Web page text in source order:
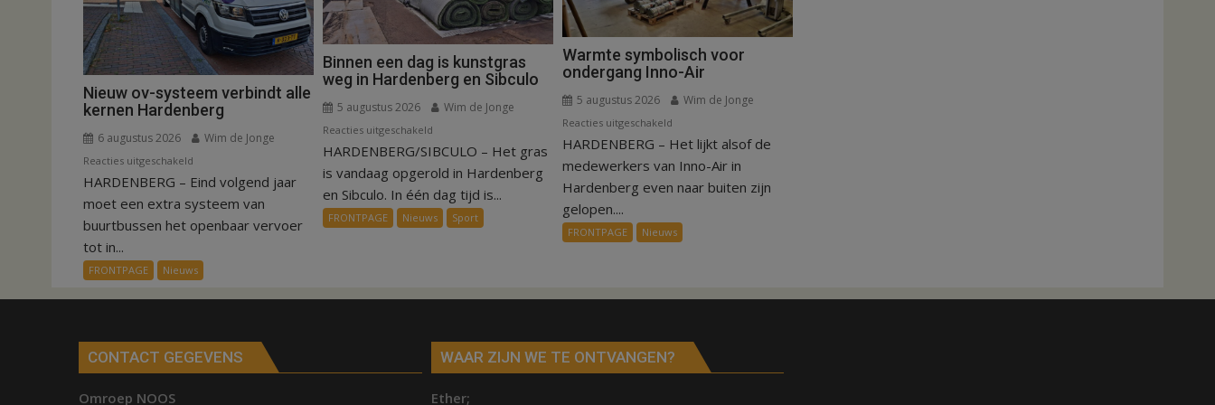
Nieuw ov-systeem verbindt alle
kernen Hardenberg
6 augustus 2026 Wim de Jonge
Reacties uitgeschakeld
Nieuw
ov-
systeem
alle
kernen
Hardenberg
HARDENBERG – Eind volgend jaar
moet een extra systeem van
buurtbussen het openbaar vervoer
tot in...
FRONTPAGE Nieuws
Binnen een dag is kunstgras
weg in Hardenberg en Sibculo
5 augustus 2026 Wim de Jonge
Reacties uitgeschakeld
Binnen
een
dag
is
kunstgras
HARDENBERG/SIBCULO – Het gras
is vandaag opgerold in Hardenberg
en Sibculo. In één dag tijd is...
FRONTPAGE Nieuws Sport
Warmte symbolisch voor
ondergang Inno-Air
5 augustus 2026 Wim de Jonge
Reacties uitgeschakeld
Warmte
symbolisch
Inno-
Air
HARDENBERG – Het lijkt alsof de
medewerkers van Inno-Air in
Hardenberg even naar buiten zijn
gelopen....
FRONTPAGE Nieuws
CONTACT GEGEVENS
Omroep NOOS
WAAR ZIJN WE TE ONTVANGEN?
Ether;